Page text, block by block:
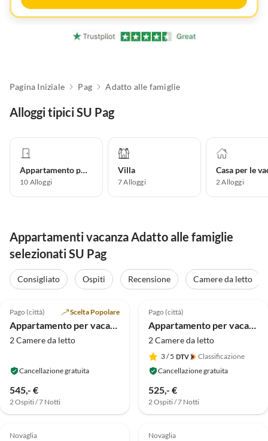
Pagina Iniziale Pag Adatto alle famiglie
Alloggi tipici SU Pag
Appartamento per vacanze
10 Alloggi
Villa
7Alloggi 2Alloggi
Appartamenti vacanza Adatto alle famiglie
selezionati SU Pag
Consigliato Ospiti Recensione
Camere da letto
Pago (città) Scelta Popolare
Appartamento per vacanze Kovacika - Direttamente sul mare con vista mare
2 Camere da letto
Cancellazione gratuita
545,- €
2 Ospiti / 7 Notti
Pago (città)
Appartamento per vacanze Villa Adria 2
2 Camere da letto
3/ 5
Classificazione
Cancellazione gratuita
525,- €
2 Ospiti / 7 Notti
Novaglia Novaglia